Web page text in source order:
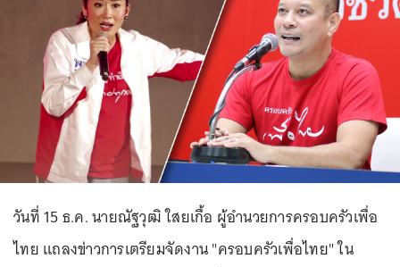
วันที่ 15 ธ.ค. นายณัฐวุฒิ ใสยเกื้อ ผู้อำนวยการครอบครัวเพื่อ
ไทย แถลงข่าวการเตรียมจัดงาน "ครอบครัวเพื่อไทย" ใน